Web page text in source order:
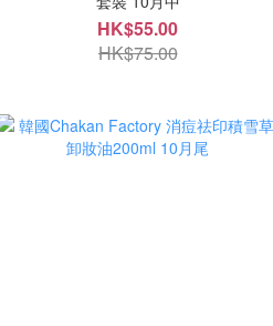
HK$55.00
HK$75.00